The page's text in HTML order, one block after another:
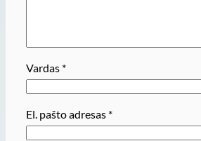
Vardas *
El. pašto adresas *